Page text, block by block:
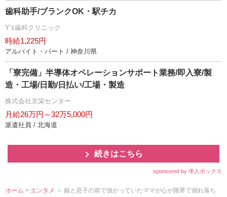
歯科助手/ブランクOK・駅チカ
Y’s歯科クリニック
時給1,225円
アルバイト・パート / 神奈川県
「寮完備」半導体オペレーションサポート業務/即入寮/製
造・工場/日勤/日払い/工場・製造
株式会社京栄センター
月給26万円～32万5,000円
派遣社員 / 北海道
続きはこちら
sponsored by 求人ボックス
ホーム > エンタメ ＞ 娘と息子の前で強がっていたママが心が限界で崩れ落ち